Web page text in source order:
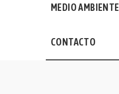
MEDIO AMBIENTE
CONTACTO